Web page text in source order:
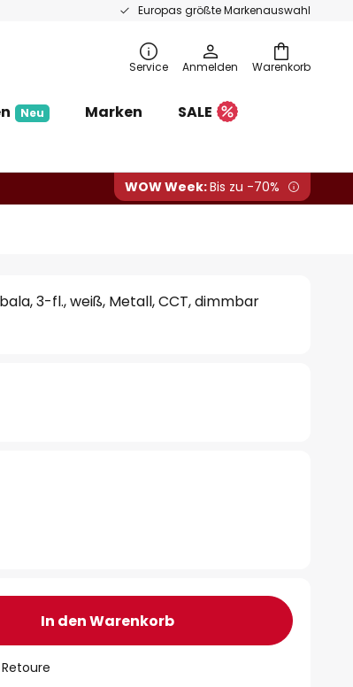
Europas größte Markenauswahl
Warenkorb
Service Anmelden
Neu Marken
SALE
WOW Week:Bis zu -70%
3-fl., weiß, Metall, CCT, dimmbar
In den Warenkorb